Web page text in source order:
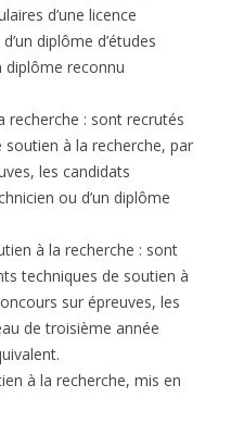
d’une licence
diplôme d’études
diplôme reconnu
recherche : sont recrutés
à la recherche, par
les candidats
ou d’un diplôme
à la recherche : sont
techniques de soutien à
sur épreuves, les
de troisième année
à la recherche, mis en